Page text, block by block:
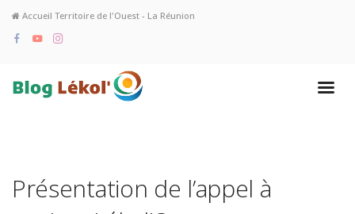
Accueil Territoire de l'Ouest - La Réunion
Présentation de l’appel à